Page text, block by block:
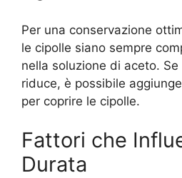
Per una conservazione
le cipolle siano sempre
nella soluzione di aceto.
riduce, è possibile
per coprire le cipolle.
Fattori che
Durata